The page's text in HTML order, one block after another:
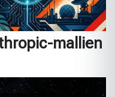
mallien